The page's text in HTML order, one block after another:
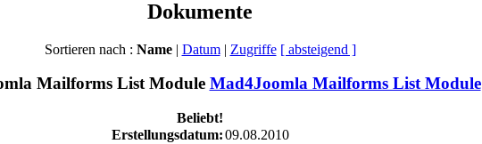
Dokumente
Sortieren nach : Name | Datum| Zugriffe [ absteigend ]
Mad4Joomla Mailforms List Module
Beliebt!
Erstellungsdatum:09.08.2010